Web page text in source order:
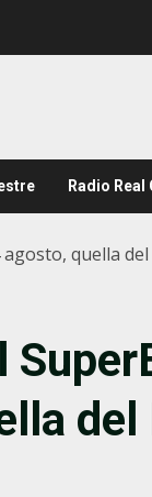
Radio Real
quella
del